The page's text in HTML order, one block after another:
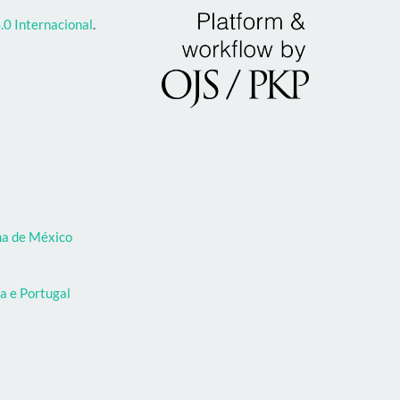
Internacional.
de México
e Portugal